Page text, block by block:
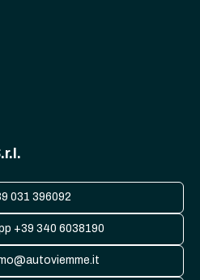
031 396092
+39 340 6038190